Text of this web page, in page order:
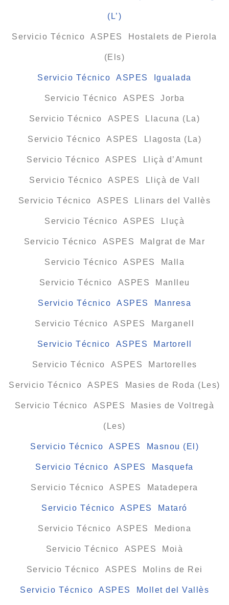
(L’)
Servicio Técnico ASPES Hostalets de Pierola
(Els)
Servicio Técnico ASPES Igualada
Servicio Técnico ASPES Jorba
Servicio Técnico ASPES Llacuna (La)
Servicio Técnico ASPES Llagosta (La)
Servicio Técnico ASPES Lliçà d’Amunt
Servicio Técnico ASPES Lliçà de Vall
Servicio Técnico ASPES Llinars del Vallès
Servicio Técnico ASPES Lluçà
Servicio Técnico ASPES Malgrat de Mar
Servicio Técnico ASPES Malla
Servicio Técnico ASPES Manlleu
Servicio Técnico ASPES Manresa
Servicio Técnico ASPES Marganell
Servicio Técnico ASPES Martorell
Servicio Técnico ASPES Martorelles
Servicio Técnico ASPES Masies de Roda (Les)
Servicio Técnico ASPES Masies de Voltregà
(Les)
Servicio Técnico ASPES Masnou (El)
Servicio Técnico ASPES Masquefa
Servicio Técnico ASPES Matadepera
Servicio Técnico ASPES Mataró
Servicio Técnico ASPES Mediona
Servicio Técnico ASPES Moià
Servicio Técnico ASPES Molins de Rei
Servicio Técnico ASPES Mollet del Vallès